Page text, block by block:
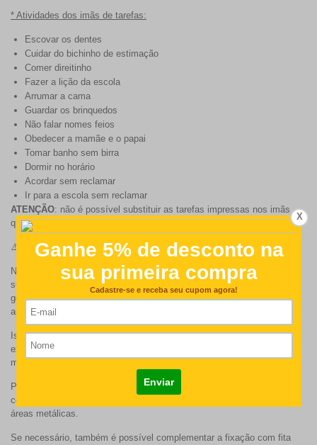
* Atividades dos imãs de tarefas:
Escovar os dentes
Cuidar do bichinho de estimação
Comer direitinho
Fazer a lição da escola
Arrumar a cama
Guardar os brinquedos
Não falar nomes feios
Obedecer a mamãe e o papai
Tomar banho sem birra
Dormir no horário
Acordar sem reclamar
Ir para a escola sem reclamar
ATENÇÃO: não é possível substituir as tarefas impressas nos imãs
que acompanham o quadro.
⚠️ Importante sobre a fixação em geladeiras
Nossos produtos imantados são desenvolvidos para aderir em
superfícies metálicas. No entanto, alguns modelos mais modernos de
geladeiras — especialmente as de acabamento inox — podem
apresentar menor capacidade magnética.
Isso acontece porque muitos desses modelos possuem uma camada
externa que reduz a atração do ímã, o que pode fazer com que peças
maiores não fiquem totalmente planas ou bem fixadas.
Para melhor desempenho, recomendamos a aplicação em superfícies
com maior atração magnética, como laterais da geladeira ou outras
áreas metálicas.
Se necessário, também é possível complementar a fixação com fita
X